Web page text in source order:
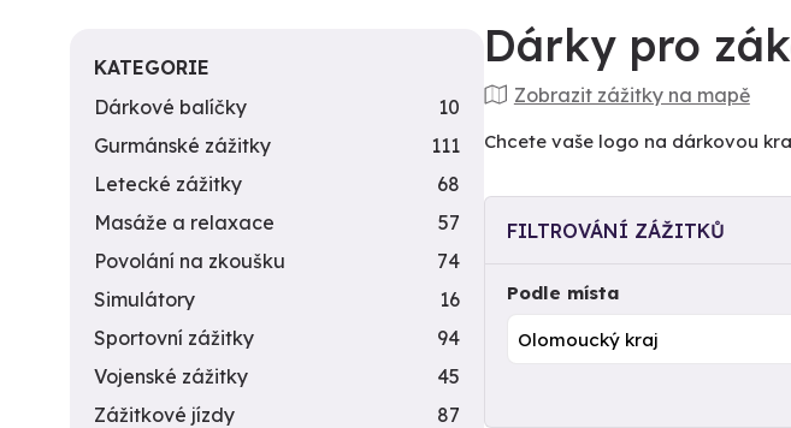
Dárky pro
Zobrazit zážitky na mapě
Chcete vaše logo na dárkovou
FILTROVÁNÍ ZÁŽITKŮ
Podle místa
KATEGORIE
Dárkové balíčky
10
Gurmánské zážitky
111
Letecké zážitky
68
Masáže a relaxace
57
Povolání na zkoušku
74
Simulátory
16
Sportovní zážitky
94
Vojenské zážitky
45
Zážitkové jízdy
87